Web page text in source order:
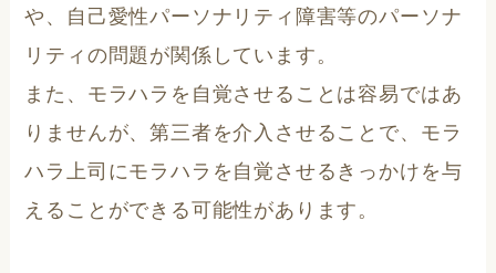
や、自己愛性パーソナリティ障害等のパーソナ
リティの問題が関係しています。
また、モラハラを自覚させることは容易ではあ
りませんが、第三者を介入させることで、モラ
ハラ上司にモラハラを自覚させるきっかけを与
えることができる可能性があります。